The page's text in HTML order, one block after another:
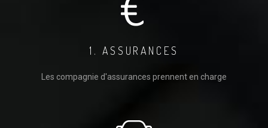
1. ASSURANCES
Les compagnie d'assurances prennent en charge